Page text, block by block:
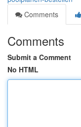
Comments
Comments
Submit a Comment
No HTML